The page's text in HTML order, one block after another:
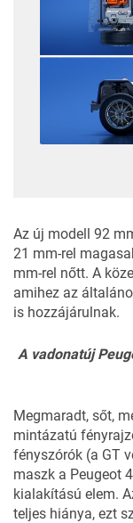
Az új modell 92
21 mm-rel
mm-rel nőtt. A
amihez az
is hozzájárulnak.
A vadonatúj
Megmaradt, sőt,
mintázatú
fényszórók (a GT
maszk a Peugeot
kialakítású elem.
teljes hiánya, ezt